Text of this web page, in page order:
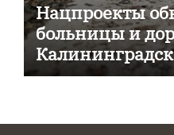
Нацпроекты
больницы и